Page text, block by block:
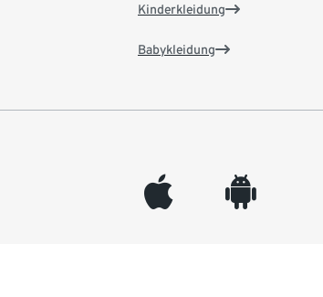
Kinderkleidung
Babykleidung
appleinc android